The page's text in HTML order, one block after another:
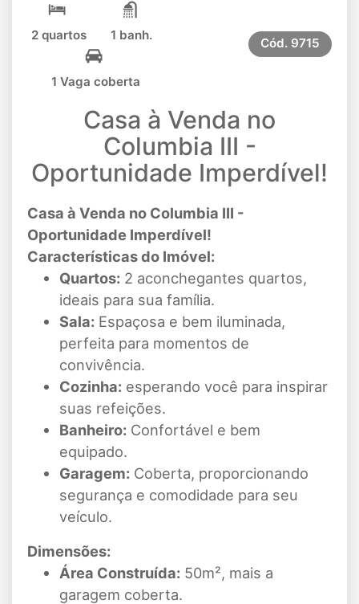
2 quartos 1 banh.
1 Vaga coberta
Cód. 9715
Casa à Venda no
Columbia III -
Oportunidade Imperdível!
Casa à Venda no Columbia III -
Oportunidade Imperdível!
Características do Imóvel:
Quartos: 2 aconchegantes quartos,
ideais para sua família.
Sala: Espaçosa e bem iluminada,
perfeita para momentos de
convivência.
Cozinha: esperando você para inspirar
suas refeições.
Banheiro: Confortável e bem
equipado.
Garagem: Coberta, proporcionando
segurança e comodidade para seu
veículo.
Dimensões:
Área Construída: 50m², mais a
garagem coberta.